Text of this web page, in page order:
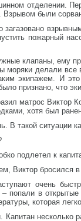
отделении.
были
пожарный
клапаны, ему
моряки делали
экипажем. И
признано, что
матрос Виктор
хотя был
В такой ситуации
подлетел к
Виктор бросился
очень
попали в
которая
несколько